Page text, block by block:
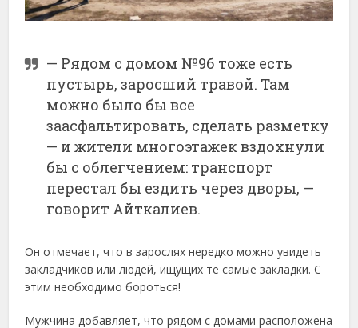
— Рядом с домом №9б тоже есть
пустырь, заросший травой. Там
можно было бы все
заасфальтировать, сделать разметку
— и жители многоэтажек вздохнули
бы с облегчением: транспорт
перестал бы ездить через дворы, —
говорит Айткалиев.
Он отмечает, что в зарослях нередко можно увидеть
закладчиков или людей, ищущих те самые закладки. С
этим необходимо бороться!
Мужчина добавляет, что рядом с домами расположена